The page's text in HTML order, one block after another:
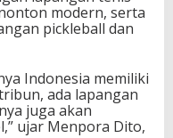
modern, serta
pickleball dan
Indonesia memiliki
ada lapangan
juga akan
ujar Menpora Dito,